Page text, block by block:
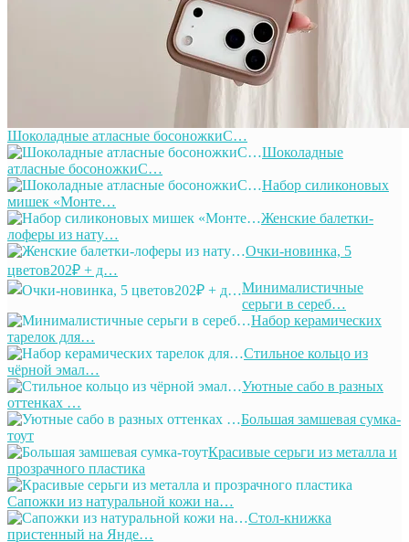
Шоколадные атласные босоножкиС…
Шоколадные
атласные босоножкиС…
Набор силиконовых
мишек «Монте…
Женские балетки-
лоферы из нату…
Очки-новинка, 5
цветов202₽ + д…
Минималистичные
серьги в сереб…
Набор керамических
тарелок для…
Стильное кольцо из
чёрной эмал…
Уютные сабо в разных
оттенках …
Большая замшевая сумка-
тоут
Красивые серьги из металла и
прозрачного пластика
Сапожки из натуральной кожи на…
Стол-книжка
пристенный на Янде…